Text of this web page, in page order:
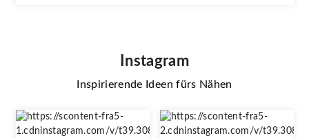
Instagram
Inspirierende Ideen fürs Nähen